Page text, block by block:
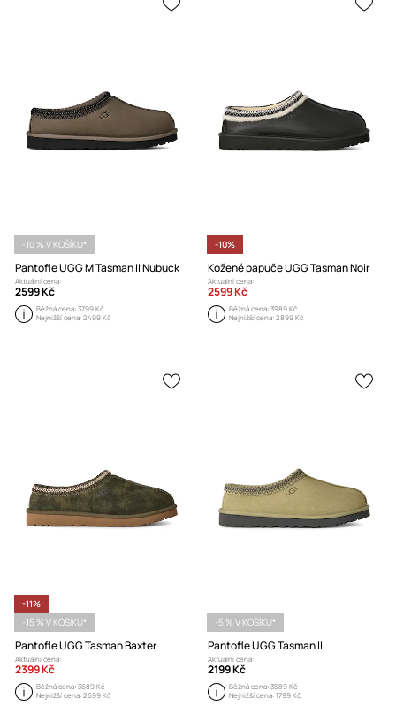
-10 % V KOŠÍKU*
Pantofle UGG M Tasman II Nubuck
Aktuální cena:
2599 Kč
Běžná cena:3799 Kč
Nejnižší cena:2499 Kč
-10%
Kožené papuče UGG Tasman Noir
Aktuální cena:
2599 Kč
Běžná cena:3989 Kč
Nejnižší cena:2899 Kč
-11%
-15 % V KOŠÍKU*
Pantofle UGG Tasman Baxter
Aktuální cena:
2399 Kč
Běžná cena:3689 Kč
Nejnižší cena:2699 Kč
-5 % V KOŠÍKU*
Pantofle UGG Tasman II
Aktuální cena:
2199 Kč
Běžná cena:3589 Kč
Nejnižší cena:1799 Kč